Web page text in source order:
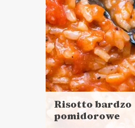
Risotto bardzo
pomidorowe